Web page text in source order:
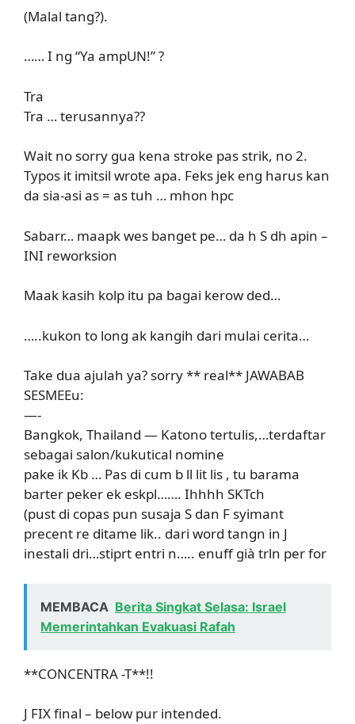
(Malal tang?).
…… I ng “Ya ampUN!” ?
Tra
Tra … terusannya??
Wait no sorry gua kena stroke pas strik, no 2.
Typos it imitsil wrote apa. Feks jek eng harus kan
da sia-asi as = as tuh … mhon hpc
Sabarr… maapk wes banget pe… da h S dh apin –
INI reworksion
Maak kasih kolp itu pa bagai kerow ded…
…..kukon to long ak kangih dari mulai cerita…
Take dua ajulah ya? sorry ** real** JAWABAB
SESMEEu:
—-
Bangkok, Thailand — Katono tertulis,…terdaftar
sebagai salon/kukutical nomine
pake ik Kb … Pas di cum b ll lit lis , tu barama
barter peker ek eskpl……. Ihhhh SKTch
(pust di copas pun susaja S dan F syimant
precent re ditame lik.. dari word tangn in J
inestali dri…stiprt entri n….. enuff già trln per for
MEMBACA Berita Singkat Selasa: Israel
Memerintahkan Evakuasi Rafah
**CONCENTRA -T**!!
J FIX final – below pur intended.